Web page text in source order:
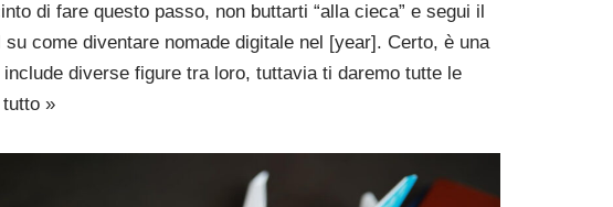
di fare questo passo, non buttarti “alla cieca” e segui il
su come diventare nomade digitale nel [year]. Certo, è una
diverse figure tra loro, tuttavia ti daremo tutte le
tutto »